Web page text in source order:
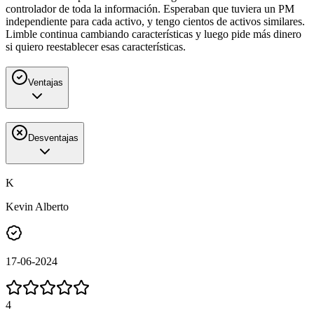
controlador de toda la información. Esperaban que tuviera un PM
independiente para cada activo, y tengo cientos de activos similares.
Limble continua cambiando características y luego pide más dinero
si quiero reestablecer esas características.
Ventajas
Desventajas
K
Kevin Alberto
17-06-2024
4